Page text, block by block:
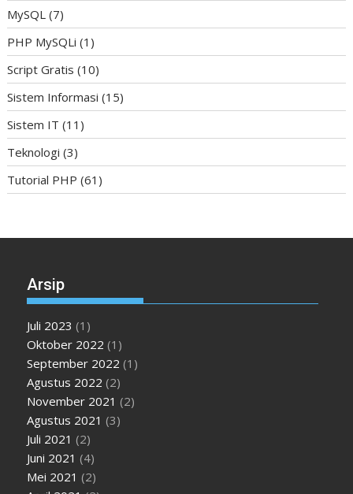
MySQL (7)
PHP MySQLi (1)
Script Gratis (10)
Sistem Informasi (15)
Sistem IT (11)
Teknologi (3)
Tutorial PHP (61)
Arsip
Juli 2023 (1)
Oktober 2022 (1)
September 2022 (1)
Agustus 2022 (2)
November 2021 (2)
Agustus 2021 (3)
Juli 2021 (2)
Juni 2021 (4)
Mei 2021 (2)